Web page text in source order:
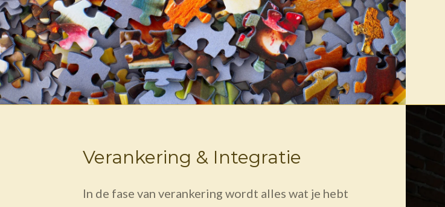
Verankering & Integratie
In de fase van verankering wordt alles wat je hebt